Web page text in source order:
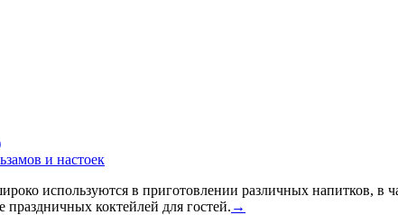
и настоек
используются в приготовлении различных напитков,
праздничных коктейлей для гостей. →